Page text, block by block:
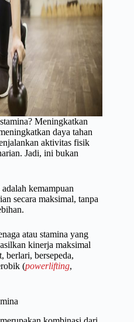
Meningkatkan
daya tahan
aktivitas fisik
Jadi, ini bukan
kemampuan
secara maksimal, tanpa
atau stamina yang
kinerja maksimal
berlari, bersepeda,
(powerlifting,